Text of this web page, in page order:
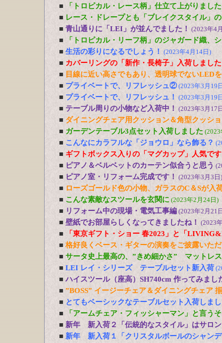
■ 「トロピカル・レース柄」仕立て上がりました
■ レース・ドレープとも「ブレイクスタイル」
■ 青山通りに「LEI」が並んでました！ (2023年4
■
「トロピカル・リーフ柄」のジャガード織、
■ 生活の彩りになるでしょう！ (2023年4月14日)
■ カバーリングの「新作・長椅子」入荷しまし
■ 目線に近い高さでもあり、透明球でないLED
■ プライベートで、リフレッシュ② (2023年3月19
■ プライベートで、リフレッシュ！ (2023年3月19
■ テーブル周りの小物など入荷中！ (2023年3月17
■ ダイニングチェア用クッション＆角型クッシ
■ ガーデンテーブル3点セット入荷しました
■ こんなにカラフルな「ジョウロ」なら飾る？
■ ギフトボックス入りの「マグカップ」人気で
■ ピアノ＆ベルベットのカーテン似合うと思う
■ ピアノ室・リフォーム完成です！ (2023年3月3日)
■ ローズゴールド色の小物、ガラスのC＆Sが入
■ こんな素敵なスツールを玄関に (2023年2月24日)
■ リフォーム中の現場・電気工事編 (2023年2月21
■ 壁紙でお部屋らしくなってきましたね！ (2023
■
「東京ギフト・ショー 春2023」と「
■ 格好良くベース・ギターの演奏をご披露いた
■ サータ史上最高の、”きめ細かさ” マットレ
■ LEI レイ・シリーズ テーブルセット新入荷
■ ハイスツール（座高）SH740cm 作ってみまし
■ ”BOSS” イージーチェア＆ダイニングチェア
■ とてもベーシックなテーブルセット入荷しま
■
「アームチェア・フィッシャーマン」と言う
■ 新年 新入荷２「伝統的なスタイル」はサロ
■ 新年 新入荷１「クリスタルボールのシャン